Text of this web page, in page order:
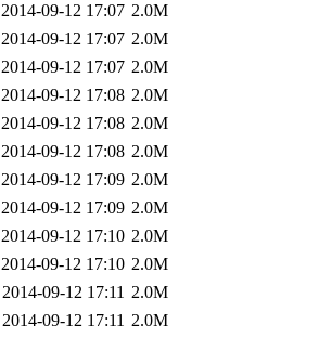
2014-09-12 17:07 2.0M
2014-09-12 17:07 2.0M
2014-09-12 17:07 2.0M
2014-09-12 17:08 2.0M
2014-09-12 17:08 2.0M
2014-09-12 17:08 2.0M
2014-09-12 17:09 2.0M
2014-09-12 17:09 2.0M
2014-09-12 17:10 2.0M
2014-09-12 17:10 2.0M
2014-09-12 17:11 2.0M
2014-09-12 17:11 2.0M